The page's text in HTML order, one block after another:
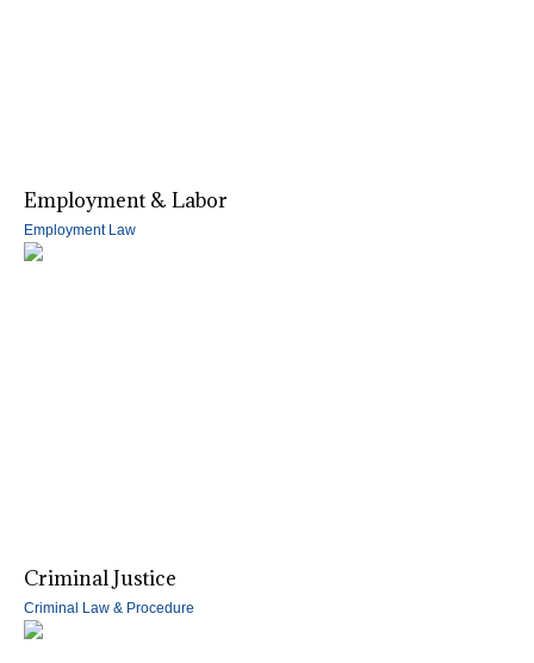
Employment & Labor
Employment Law
Criminal Justice
Criminal Law & Procedure